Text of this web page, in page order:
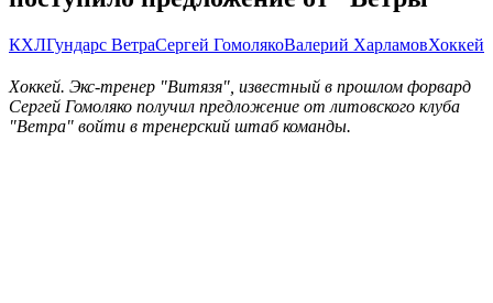
КХЛГундарс ВетраСергей ГомолякоВалерий ХарламовХоккей
Хоккей. Экс-тренер "Витязя", известный в прошлом форвард
Сергей Гомоляко получил предложение от литовского клуба
"Ветра" войти в тренерский штаб команды.